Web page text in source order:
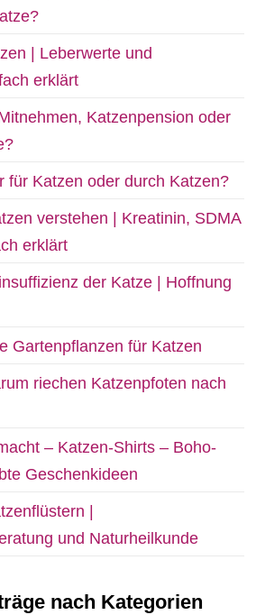
| Leberwerte und
erklärt
Katzenpension oder
für Katzen oder durch Katzen?
verstehen | Kreatinin, SDMA
erklärt
der Katze | Hoffnung
Gartenpflanzen für Katzen
riechen Katzenpfoten nach
– Katzen-Shirts – Boho-
Geschenkideen
|
und Naturheilkunde
nach Kategorien